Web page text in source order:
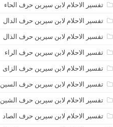
تفسير الاحلام لابن سيرين حرف الحاء
تفسير الاحلام لابن سيرين حرف الدال
تفسير الاحلام لابن سيرين حرف الذال
تفسير الاحلام لابن سيرين حرف الراء
تفسير الاحلام لابن سيرين حرف الزاى
تفسير الاحلام لابن سيرين حرف السين
تفسير الاحلام لابن سيرين حرف الشين
تفسير الاحلام لابن سيرين حرف الصاد